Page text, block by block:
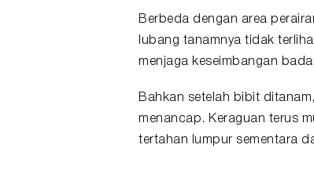
Berbeda dengan area
lubang tanamnya tidak
menjaga keseimbangan
Bahkan setelah bibit
menancap. Keraguan terus
tertahan lumpur sementara